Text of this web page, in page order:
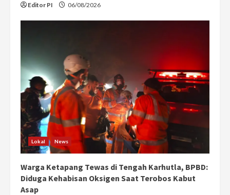
Editor PI 06/08/2026
Lokal News
Warga Ketapang Tewas di Tengah Karhutla, BPBD:
Diduga Kehabisan Oksigen Saat Terobos Kabut
Asap